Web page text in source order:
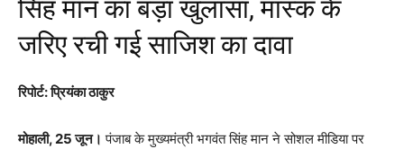
सिंह मान का बड़ा खुलासा, मास्क के
जरिए रची गई साजिश का दावा
रिपोर्ट: प्रियंका ठाकुर
मोहाली, 25 जून। पंजाब के मुख्यमंत्री भगवंत सिंह मान ने सोशल मीडिया पर